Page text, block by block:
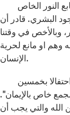
النور الخاص
البشري. قادر أن
وبالأخص في وقتنا
وهم او مانع لحرية
الإنسان.
خاص بالإيمان".
الله والتي يجب أن